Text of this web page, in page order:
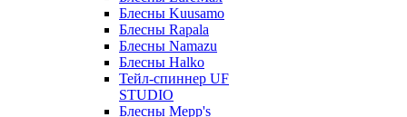
Блесны Kuusamo
Блесны Rapala
Блесны Namazu
Блесны Halko
Тейл-спиннер UF
STUDIO
Блесны Mepp's